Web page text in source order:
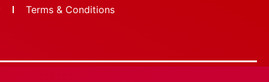
Terms & Conditions